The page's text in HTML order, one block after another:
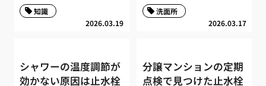
2026.03.19
知識
2026.03.17
洗面所
シャワーの温度調節が
効かない原因は止水栓
分譲マンションの定期
点検で見つけた止水栓